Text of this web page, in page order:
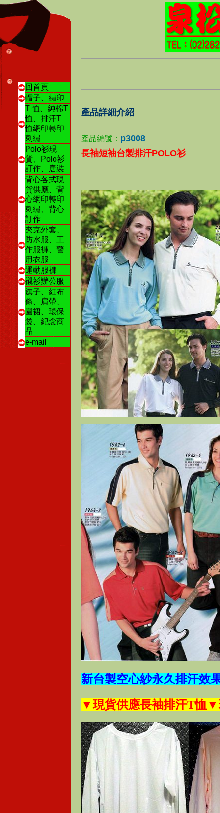
回首頁
帽子、繡印
T 恤、純棉T
恤、排汗T
恤網印轉印
刺繡
Polo衫現
貨、Polo衫
訂作、唐裝
背心各式現
貨供應、背
心網印轉印
刺繡、背心
訂作
夾克外套、
防水服、工
作服褲、警
用衣服
運動服褲
襯衫辦公服
旗子、紅布
條、肩帶、
圍裙、環保
袋、紀念商
品
e-mail
產品詳細介紹
產品編號： p3008
長袖短袖台製排汗POLO衫
新台製空心紗永久排汗效
▼現貨供應長袖排汗T恤 ▼